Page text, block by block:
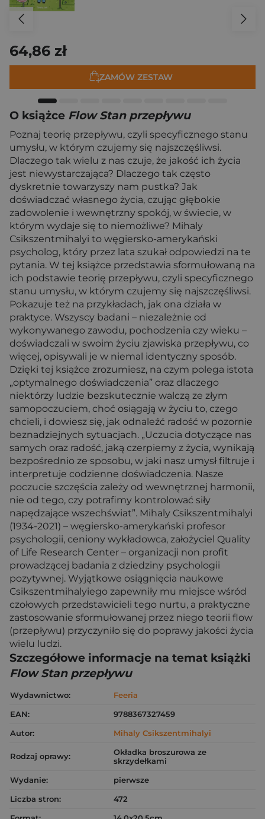
64,86 zł
ZAMÓW ZESTAW
O książce Flow Stan przepływu
Poznaj teorię przepływu, czyli specyficznego stanu
umysłu, w którym czujemy się najszczęśliwsi.
Dlaczego tak wielu z nas czuje, że jakość ich życia
jest niewystarczająca? Dlaczego tak często
dyskretnie towarzyszy nam pustka? Jak
doświadczać własnego życia, czując głębokie
zadowolenie i wewnętrzny spokój, w świecie, w
którym wydaje się to niemożliwe? Mihaly
Csikszentmihalyi to węgiersko-amerykański
psycholog, który przez lata szukał odpowiedzi na te
pytania. W tej książce przedstawia sformułowaną na
ich podstawie teorię przepływu, czyli specyficznego
stanu umysłu, w którym czujemy się najszczęśliwsi.
Pokazuje też na przykładach, jak ona działa w
praktyce. Wszyscy badani – niezależnie od
wykonywanego zawodu, pochodzenia czy wieku –
doświadczali w swoim życiu zjawiska przepływu, co
więcej, opisywali je w niemal identyczny sposób.
Dzięki tej książce zrozumiesz, na czym polega istota
„optymalnego doświadczenia” oraz dlaczego
niektórzy ludzie bezskutecznie walczą ze złym
samopoczuciem, choć osiągają w życiu to, czego
chcieli, i dowiesz się, jak odnaleźć radość w pozornie
beznadziejnych sytuacjach. „Uczucia dotyczące nas
samych oraz radość, jaką czerpiemy z życia, wynikają
bezpośrednio ze sposobu, w jaki nasz umysł filtruje i
interpretuje codzienne doświadczenia. Nasze
poczucie szczęścia zależy od wewnętrznej harmonii,
nie od tego, czy potrafimy kontrolować siły
napędzające wszechświat”. Mihaly Csikszentmihalyi
(1934-2021) – węgiersko-amerykański profesor
psychologii, ceniony wykładowca, założyciel Quality
of Life Research Center – organizacji non profit
prowadzącej badania z dziedziny psychologii
pozytywnej. Wyjątkowe osiągnięcia naukowe
Csikszentmihalyiego zapewniły mu miejsce wśród
czołowych przedstawicieli tego nurtu, a praktyczne
zastosowanie sformułowanej przez niego teorii flow
(przepływu) przyczyniło się do poprawy jakości życia
wielu ludzi.
Szczegółowe informacje na temat książki
Flow Stan przepływu
Wydawnictwo:
Feeria
EAN:
9788367327459
Autor:
Mihaly Csikszentmihalyi
Rodzaj oprawy:
Okładka broszurowa ze
skrzydełkami
Wydanie:
pierwsze
Liczba stron:
472